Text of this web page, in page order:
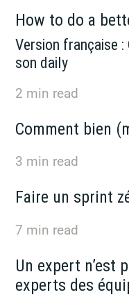
How to do a
Version française
son daily
2 min read
Comment bien
3 min read
Faire un sprint
7 min read
Un expert n’est
experts des